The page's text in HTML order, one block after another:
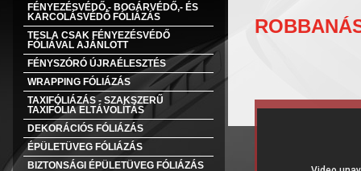
FÉNYEZÉSVÉDŐ,- BOGÁRVÉDŐ,- ÉS
KARCOLÁSVÉDŐ FÓLIÁZÁS
TESLA CSAK FÉNYEZÉSVÉDŐ
FÓLIÁVAL AJÁNLOTT
FÉNYSZÓRÓ ÚJRAÉLESZTÉS
WRAPPING FÓLIÁZÁS
TAXIFÓLIÁZÁS - SZAKSZERŰ
TAXIFÓLIA ELTÁVOLÍTÁS
DEKORÁCIÓS FÓLIÁZÁS
ÉPÜLETÜVEG FÓLIÁZÁS
BIZTONSÁGI ÉPÜLETÜVEG FÓLIÁZÁS